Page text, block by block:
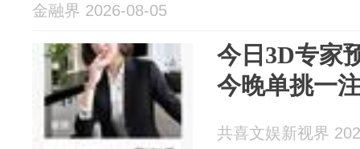
金融界 2026-08-05
今日3D专家
今晚单挑一
共喜文娱新视界